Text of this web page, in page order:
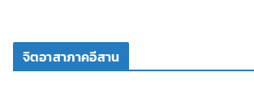
จิตอาสาภาคอีสาน